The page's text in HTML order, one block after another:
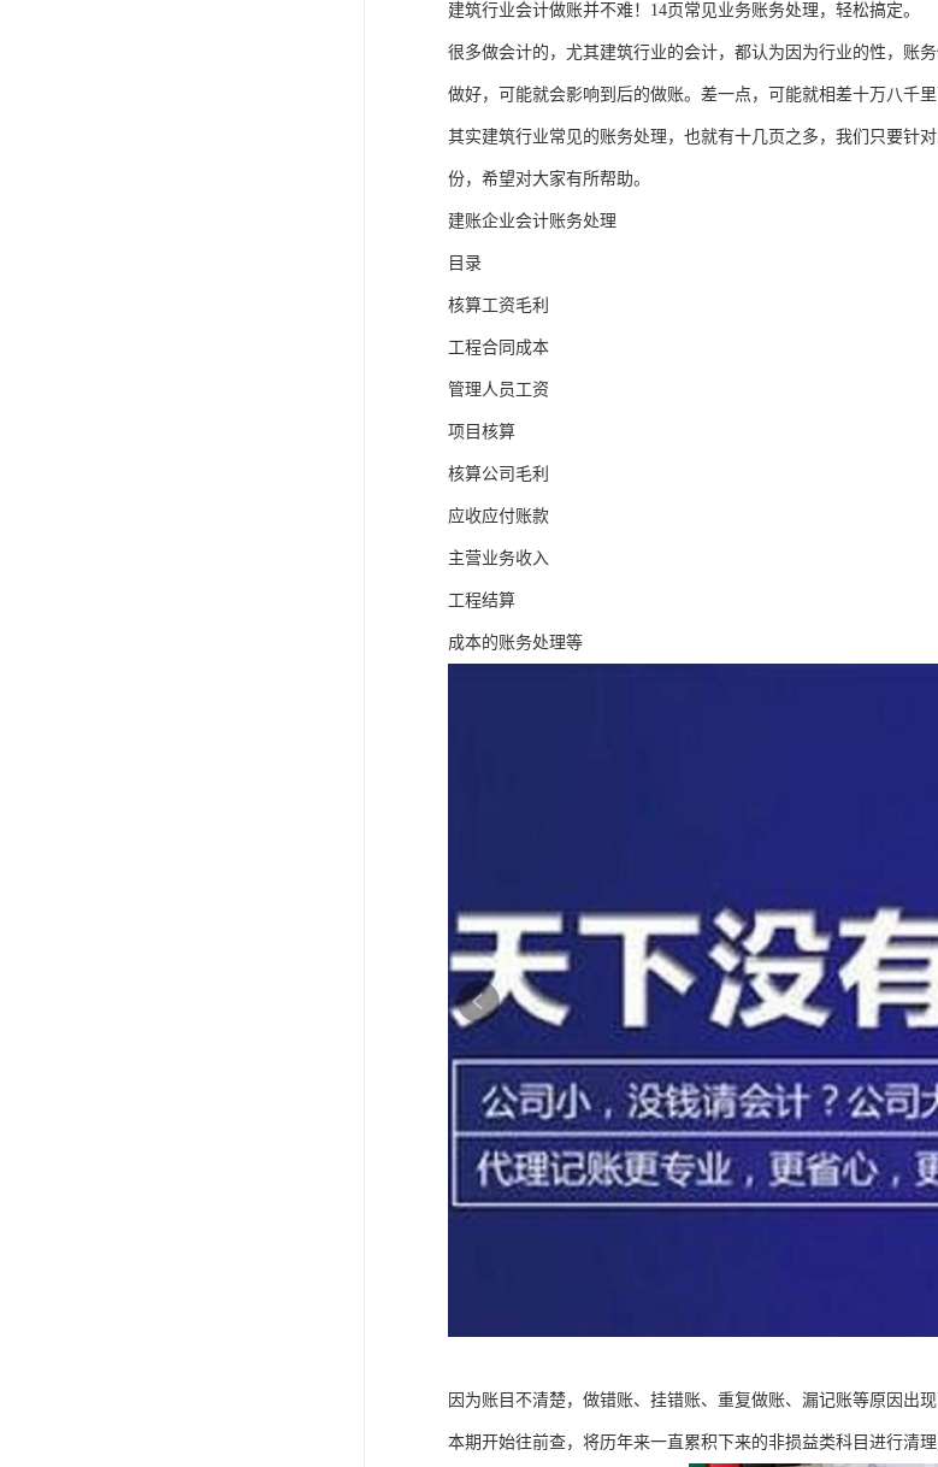
建筑行业会计做账并不难！14页常见业务账务处理，轻松搞定。
很多做会计的，尤其建筑行业的会计，都认为因为行业的性，账
做好，可能就会影响到后的做账。差一点，可能就相差十万八千里
其实建筑行业常见的账务处理，也就有十几页之多，我们只要针
份，希望对大家有所帮助。
建账企业会计账务处理
目录
核算工资毛利
工程合同成本
管理人员工资
项目核算
核算公司毛利
应收应付账款
主营业务收入
工程结算
成本的账务处理等
因为账目不清楚，做错账、挂错账、重复做账、漏记账等原因出
本期开始往前查，将历年来一直累积下来的非损益类科目进行清